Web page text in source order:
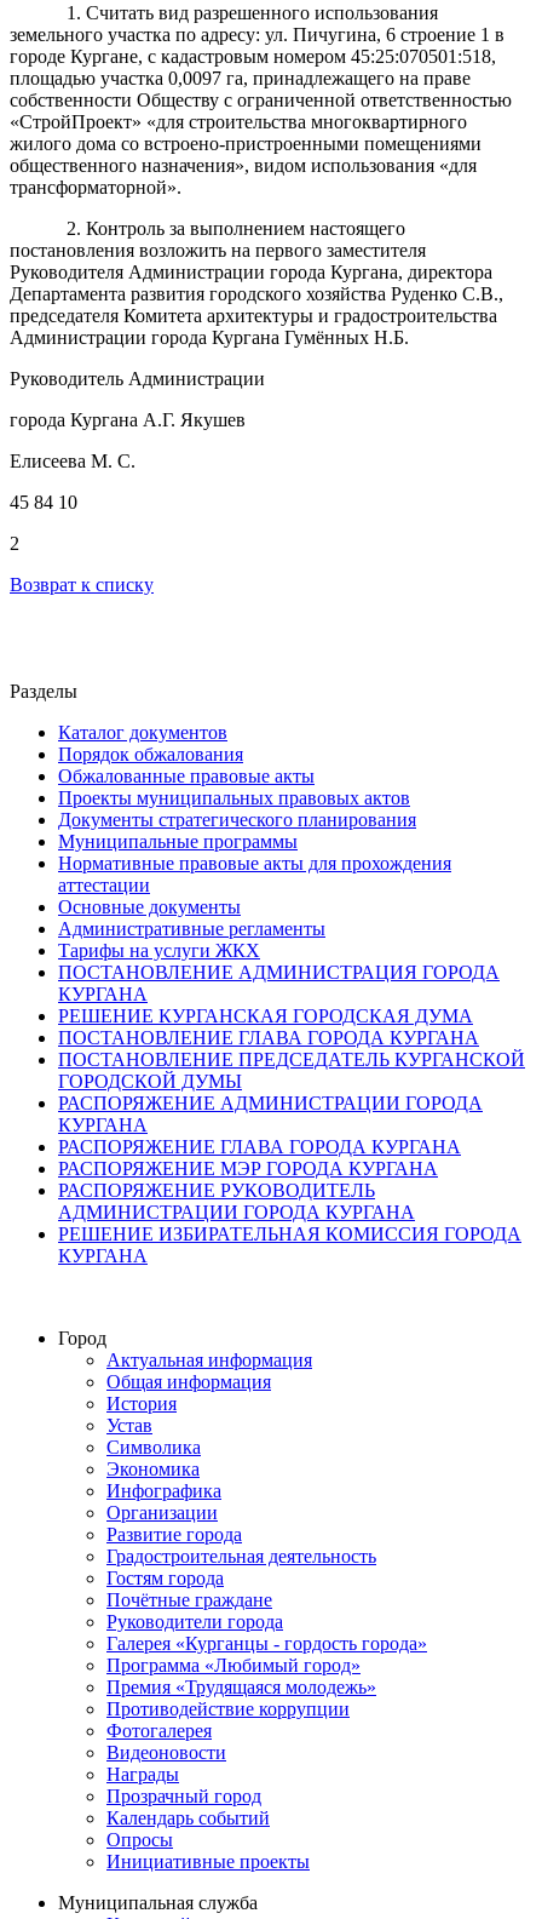
1. Cчитать вид разрешенного использования
земельного участка по адресу: ул. Пичугина, 6 строение 1 в
городе Кургане, с кадастровым номером 45:25:070501:518,
площадью участка 0,0097 га, принадлежащего на праве
собственности Обществу с ограниченной ответственностью
«СтройПроект» «для строительства многоквартирного
жилого дома со встроено-пристроенными помещениями
общественного назначения», видом использования «для
трансформаторной».
2. Контроль за выполнением настоящего
постановления возложить на первого заместителя
Руководителя Администрации города Кургана, директора
Департамента развития городского хозяйства Руденко С.В.,
председателя Комитета архитектуры и градостроительства
Администрации города Кургана Гумённых Н.Б.
Руководитель Администрации
города Кургана А.Г. Якушев
Елисеева М. С.
45 84 10
2
Возврат к списку
Разделы
Каталог документов
Порядок обжалования
Обжалованные правовые акты
Проекты муниципальных правовых актов
Документы стратегического планирования
Муниципальные программы
Нормативные правовые акты для прохождения
аттестации
Основные документы
Административные регламенты
Тарифы на услуги ЖКХ
ПОСТАНОВЛЕНИЕ АДМИНИСТРАЦИЯ ГОРОДА
КУРГАНА
РЕШЕНИЕ КУРГАНСКАЯ ГОРОДСКАЯ ДУМА
ПОСТАНОВЛЕНИЕ ГЛАВА ГОРОДА КУРГАНА
ПОСТАНОВЛЕНИЕ ПРЕДСЕДАТЕЛЬ КУРГАНСКОЙ
ГОРОДСКОЙ ДУМЫ
РАСПОРЯЖЕНИЕ АДМИНИСТРАЦИИ ГОРОДА
КУРГАНА
РАСПОРЯЖЕНИЕ ГЛАВА ГОРОДА КУРГАНА
РАСПОРЯЖЕНИЕ МЭР ГОРОДА КУРГАНА
РАСПОРЯЖЕНИЕ РУКОВОДИТЕЛЬ
АДМИНИСТРАЦИИ ГОРОДА КУРГАНА
РЕШЕНИЕ ИЗБИРАТЕЛЬНАЯ КОМИССИЯ ГОРОДА
КУРГАНА
Город
Актуальная информация
Общая информация
История
Устав
Символика
Экономика
Инфографика
Организации
Развитие города
Градостроительная деятельность
Гостям города
Почётные граждане
Руководители города
Галерея «Курганцы - гордость города»
Программа «Любимый город»
Премия «Трудящаяся молодежь»
Противодействие коррупции
Фотогалерея
Видеоновости
Награды
Прозрачный город
Календарь событий
Опросы
Инициативные проекты
Муниципальная служба